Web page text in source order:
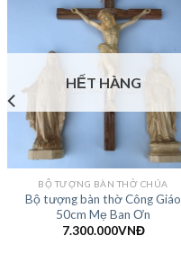
HẾT HÀNG
BỘ TƯỢNG BÀN THỜ CHÚA
Bộ tượng bàn thờ Công Giáo
50cm Mẹ Ban Ơn
7.300.000VNĐ